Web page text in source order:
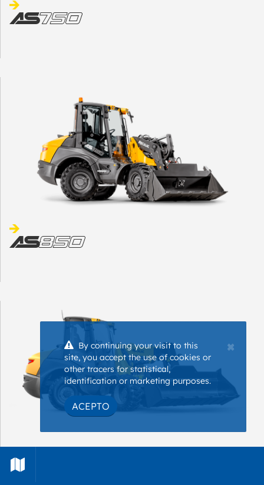
×
By continuing your visit to this
site, you accept the use of cookies or
other tracers for statistical,
identification or marketing purposes.
ACEPTO